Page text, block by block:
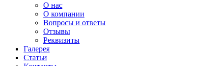
О нас
О компании
Вопросы и ответы
Отзывы
Реквизиты
Галерея
Статьи